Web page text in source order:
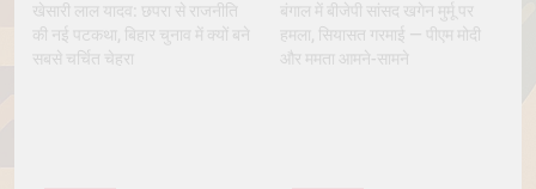
खेसारी लाल यादव: छपरा से राजनीति
की नई पटकथा, बिहार चुनाव में क्यों बने
सबसे चर्चित चेहरा
बंगाल में बीजेपी सांसद खगेन मुर्मू पर
हमला, सियासत गरमाई — पीएम मोदी
और ममता आमने-सामने